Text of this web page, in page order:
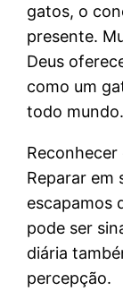
gatos, o
presente.
Deus
como um
todo mundo.
Reconhecer
Reparar em
escapamos
pode ser
diária
percepção.